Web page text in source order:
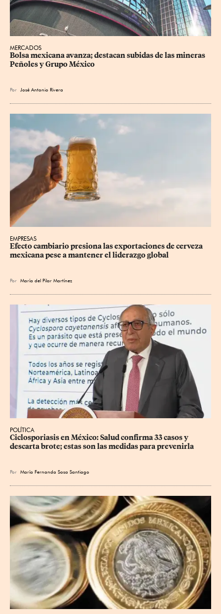
MERCADOS
Bolsa mexicana avanza; destacan subidas de las mineras
Peñoles y Grupo México
Por José Antonio Rivera
EMPRESAS
Efecto cambiario presiona las exportaciones de cerveza
mexicana pese a mantener el liderazgo global
Por María del Pilar Martínez
POLÍTICA
Ciclosporiasis en México: Salud confirma 33 casos y
descarta brote; estas son las medidas para prevenirla
Por María Fernanda Sosa Santiago